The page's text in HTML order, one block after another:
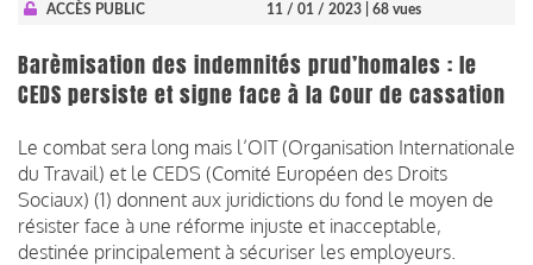
ACCÈS PUBLIC 11 / 01 / 2023 | 68 vues
Barèmisation des indemnités prud’homales : le
CEDS persiste et signe face à la Cour de cassation
Le combat sera long mais l’OIT (Organisation Internationale
du Travail) et le CEDS (Comité Européen des Droits
Sociaux) (1) donnent aux juridictions du fond le moyen de
résister face à une réforme injuste et inacceptable,
destinée principalement à sécuriser les employeurs.